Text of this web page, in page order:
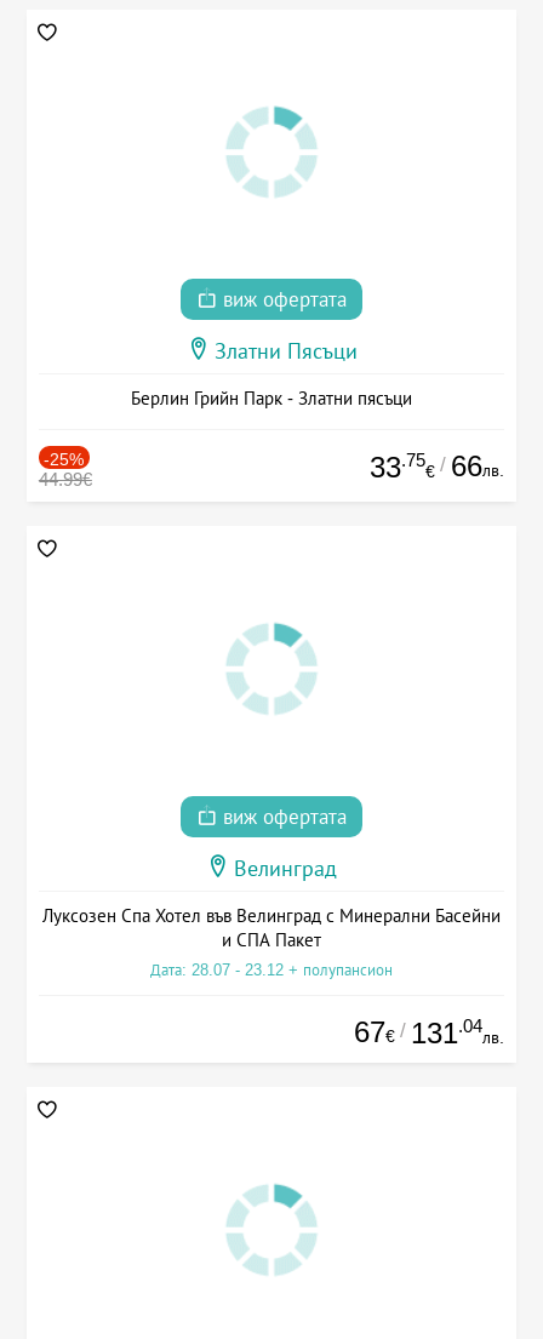
виж офертата
Златни Пясъци
Берлин Грийн Парк - Златни пясъци
-25%
44.99€ 33.75
€ / 66лв.
виж офертата
Велинград
Луксозен Спа Хотел във Велинград с Минерални Басейни
и СПА Пакет
Дата: 28.07 - 23.12 + полупансион
67€ / 131.04
лв.